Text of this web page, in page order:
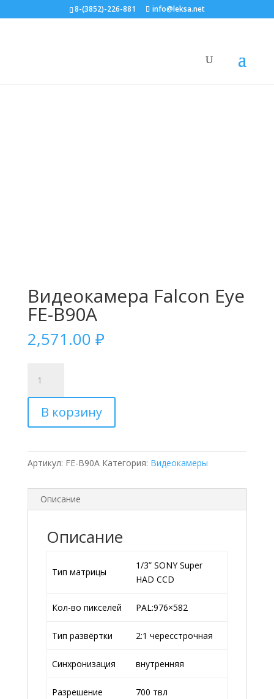
8-(3852)-226-881 info@leksa.net
Видеокамера Falcon Eye
FE-B90A
2,571.00 ₽
товара
Видеокамера
Falcon
Eye
B90A
В корзину
Артикул: FE-B90A Категория: Видеокамеры
Описание
Описание
Тип матрицы
1/3” SONY Super
HAD CCD
Кол-во пикселей PAL:976×582
Тип развёртки 2:1 череcстрочная
Синхронизация внутренняя
Разрешение 700 твл